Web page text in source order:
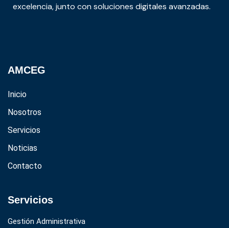
excelencia, junto con soluciones digitales avanzadas.
AMCEG
Inicio
Nosotros
Servicios
Noticias
Contacto
Servicios
Gestión Administrativa